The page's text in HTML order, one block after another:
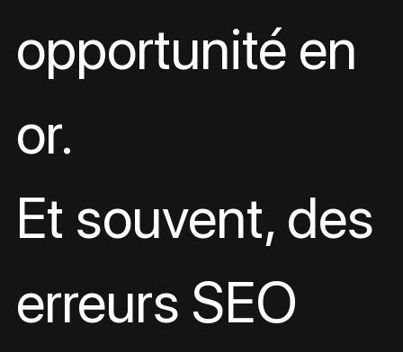
opportunité en
or.
Et souvent, des
erreurs SEO